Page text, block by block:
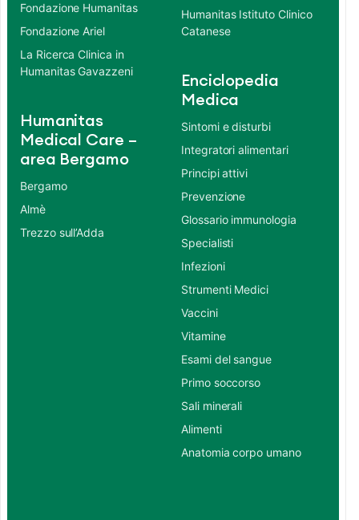
Fondazione Humanitas
Fondazione Ariel
La Ricerca Clinica in
Humanitas Gavazzeni
Humanitas
Medical Care –
area Bergamo
Bergamo
Almè
Trezzo sull’Adda
Humanitas Istituto Clinico
Catanese
Enciclopedia
Medica
Sintomi e disturbi
Integratori alimentari
Principi attivi
Prevenzione
Glossario immunologia
Specialisti
Infezioni
Strumenti Medici
Vaccini
Vitamine
Esami del sangue
Primo soccorso
Sali minerali
Alimenti
Anatomia corpo umano